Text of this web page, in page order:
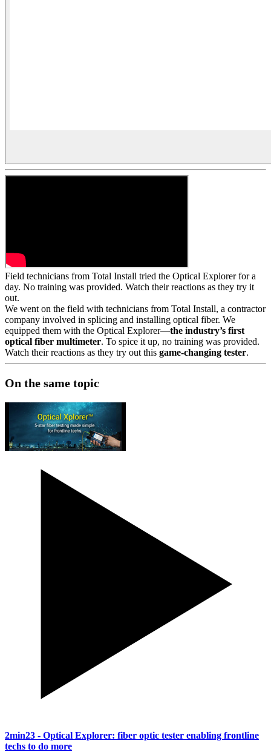
Field technicians from Total Install tried the Optical Explorer for a
day. No training was provided. Watch their reactions as they try it
out.
We went on the field with technicians from Total Install, a contractor
company involved in splicing and installing optical fiber. We
equipped them with the Optical Explorer—the industry’s first
optical fiber multimeter. To spice it up, no training was provided.
Watch their reactions as they try out this game-changing tester.
On the same topic
2min23 - Optical Explorer: fiber optic tester enabling frontline
techs to do more